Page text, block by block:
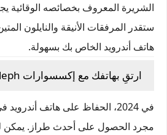
الشريرة المعروف بخصائصه الوقائية
ستقدر المرفقات الأنيقة والنايلون
هاتف أندرويد الخاص بك بسهولة.
ارتقِ بهاتفك مع إكسسوارات MyAleph الأنيقة
في 2024، الحفاظ على هاتف
مجرد الحصول على أحدث طراز. يمكن